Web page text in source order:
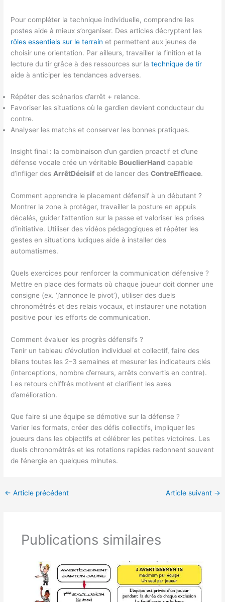
Pour compléter la technique individuelle, comprendre les
postes aide à mieux s’organiser. Des articles décryptent les
rôles essentiels sur le terrain et permettent aux jeunes de
choisir une orientation. Par ailleurs, travailler la finition et la
lecture du tir grâce à des ressources sur latechnique de tir
aide à anticiper les tendances adverses.
Répéter des scénarios d’arrêt + relance.
Favoriser les situations où le gardien devient conducteur du
contre.
Analyser les matchs et conserver les bonnes pratiques.
Insight final : la combinaison d’un gardien proactif et d’une
défense vocale crée un véritable BouclierHand capable
d’infliger des ArrêtDécisif et de lancer desContreEfficace.
Comment apprendre le placement défensif à un débutant ?
Montrer la zone à protéger, travailler la posture en appuis
décalés, guider l’attention sur la passe et valoriser les prises
d’initiative. Utiliser des vidéos pédagogiques et répéter les
gestes en situations ludiques aide à installer des
automatismes.
Quels exercices pour renforcer la communication défensive ?
Mettre en place des formats où chaque joueur doit donner une
consigne (ex. ‘j’annonce le pivot’), utiliser des duels
chronométrés et des relais vocaux, et instaurer une notation
positive pour les efforts de communication.
Comment évaluer les progrès défensifs ?
Tenir un tableau d’évolution individuel et collectif, faire des
bilans toutes les 2–3 semaines et mesurer les indicateurs clés
(interceptions, nombre d’erreurs, arrêts convertis en contre).
Les retours chiffrés motivent et clarifient les axes
d’amélioration.
Que faire si une équipe se démotive sur la défense ?
Varier les formats, créer des défis collectifs, impliquer les
joueurs dans les objectifs et célébrer les petites victoires. Les
duels chronométrés et les rotations rapides redonnent souvent
de l’énergie en quelques minutes.
← Article précédent Article suivant →
Publications similaires